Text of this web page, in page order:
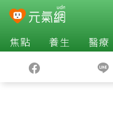
焦點 養生 醫療